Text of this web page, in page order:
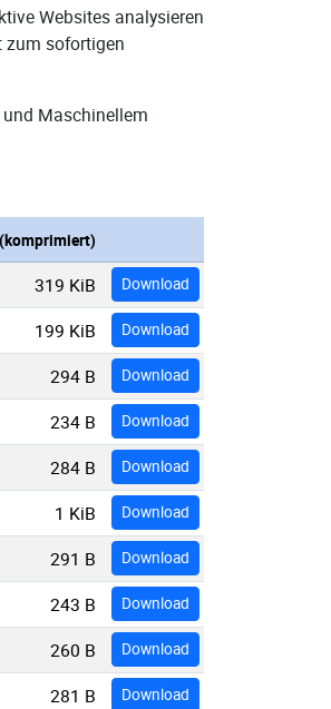
Websites analysieren
zum sofortigen
Maschinellem
(komprimiert)
319 KiB Download
199 KiB Download
294 B Download
234 B Download
284 B Download
1 KiB Download
291 B Download
243 B Download
260 B Download
281 B Download